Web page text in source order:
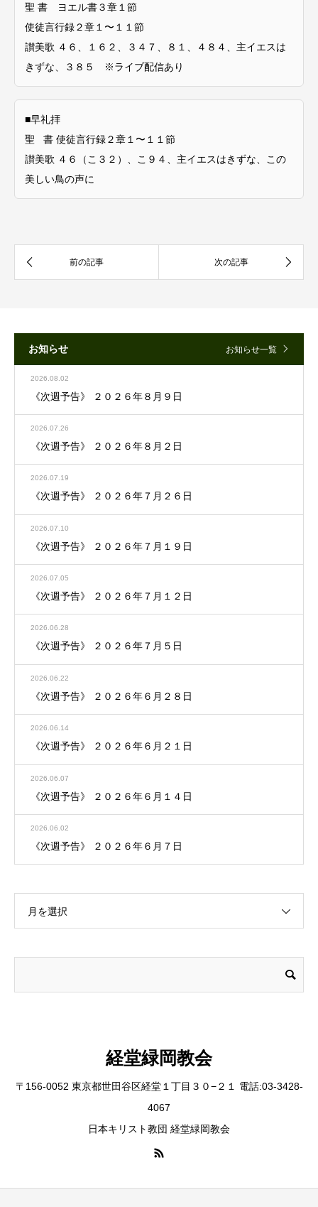
聖 書 ヨエル書３章１節
使徒言行録２章１〜１１節
讃美歌 ４６、１６２、３４７、８１、４８４、主イエスは
きずな、３８５ ※ライブ配信あり
■早礼拝
聖 書 使徒言行録２章１〜１１節
讃美歌 ４６（こ３２）、こ９４、主イエスはきずな、この
美しい鳥の声に
お知らせ お知らせ一覧
2026.08.02
《次週予告》 ２０２６年８月９日
2026.07.26
《次週予告》 ２０２６年８月２日
2026.07.19
《次週予告》 ２０２６年７月２６日
2026.07.10
《次週予告》 ２０２６年７月１９日
2026.07.05
《次週予告》 ２０２６年７月１２日
2026.06.28
《次週予告》 ２０２６年７月５日
2026.06.22
《次週予告》 ２０２６年６月２８日
2026.06.14
《次週予告》 ２０２６年６月２１日
2026.06.07
《次週予告》 ２０２６年６月１４日
2026.06.02
《次週予告》 ２０２６年６月７日
月を選択
経堂緑岡教会
〒156-0052 東京都世田谷区経堂１丁目３０−２１ 電話:03-3428-
4067
日本キリスト教団 経堂緑岡教会